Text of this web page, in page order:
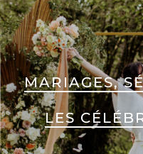
MARIAGES,
LES